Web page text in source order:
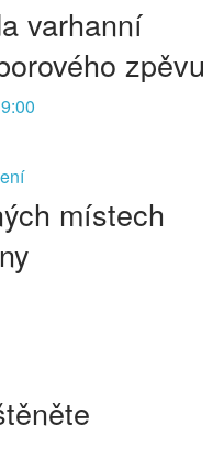
varhanní
zpěvu
místech